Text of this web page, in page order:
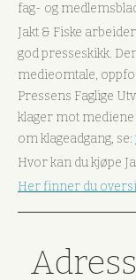
fag- og
Jakt & Fiske
god presseskikk.
medieomtale,
Pressens Faglige
klager mot
om klageadgang, se:
Hvor kan du kjøpe
Her finner du